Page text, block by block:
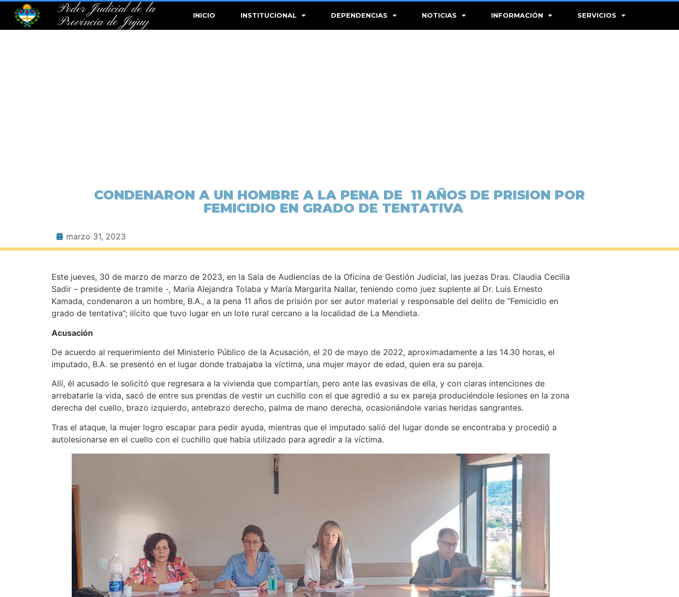
Poder Judicial de la
Provincia de Jujuy
INICIO INSTITUCIONAL DEPENDENCIAS NOTICIAS INFORMACIÓN SERVICIOS
CONDENARON A UN HOMBRE A LA PENA DE 11 AÑOS DE PRISION POR
FEMICIDIO EN GRADO DE TENTATIVA
marzo 31, 2023
Este jueves, 30 de marzo de marzo de 2023, en la Sala de Audiencias de la Oficina de Gestión Judicial, las juezas Dras. Claudia Cecilia
Sadir – presidente de tramite -, María Alejandra Tolaba y María Margarita Nallar, teniendo como juez suplente al Dr. Luis Ernesto
Kamada, condenaron a un hombre, B.A., a la pena 11 años de prisión por ser autor material y responsable del delito de “Femicidio en
grado de tentativa”; ilícito que tuvo lugar en un lote rural cercano a la localidad de La Mendieta.
Acusación
De acuerdo al requerimiento del Ministerio Público de la Acusación, el 20 de mayo de 2022, aproximadamente a las 14.30 horas, el
imputado, B.A. se presentó en el lugar donde trabajaba la víctima, una mujer mayor de edad, quien era su pareja.
Allí, él acusado le solicitó que regresara a la vivienda que compartían, pero ante las evasivas de ella, y con claras intenciones de
arrebatarle la vida, sacó de entre sus prendas de vestir un cuchillo con el que agredió a su ex pareja produciéndole lesiones en la zona
derecha del cuello, brazo izquierdo, antebrazo derecho, palma de mano derecha, ocasionándole varias heridas sangrantes.
Tras el ataque, la mujer logro escapar para pedir ayuda, mientras que el imputado salió del lugar donde se encontraba y procedió a
autolesionarse en el cuello con el cuchillo que había utilizado para agredir a la víctima.